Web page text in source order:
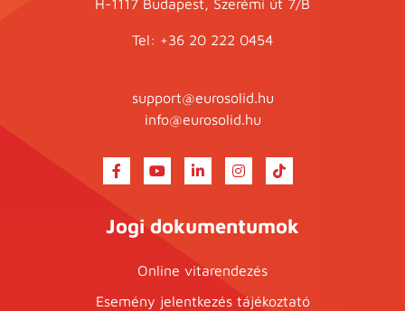
H-1117 Budapest, Szerémi út 7/B
Tel: +36 20 222 0454
support@eurosolid.hu
info@eurosolid.hu
Jogi dokumentumok
Online vitarendezés
Esemény jelentkezés tájékoztató